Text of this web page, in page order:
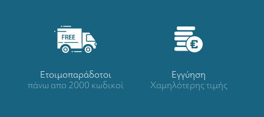
Ετοιμοπαράδοτοι
πάνω απο 2000 κωδικοί
Eγγύηση
Χαμηλότερης τιμής